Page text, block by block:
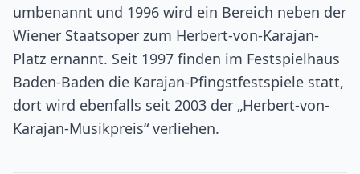
umbenannt und 1996 wird ein Bereich neben der
Wiener Staatsoper zum Herbert-von-Karajan-
Platz ernannt. Seit 1997 finden im Festspielhaus
Baden-Baden die Karajan-Pfingstfestspiele statt,
dort wird ebenfalls seit 2003 der „Herbert-von-
Karajan-Musikpreis“ verliehen.